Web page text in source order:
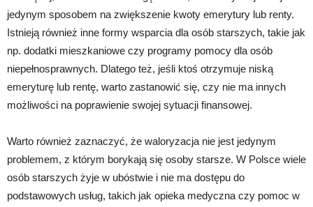
jedynym sposobem na zwiększenie kwoty emerytury lub renty.
Istnieją również inne formy wsparcia dla osób starszych, takie jak
np. dodatki mieszkaniowe czy programy pomocy dla osób
niepełnosprawnych. Dlatego też, jeśli ktoś otrzymuje niską
emeryturę lub rentę, warto zastanowić się, czy nie ma innych
możliwości na poprawienie swojej sytuacji finansowej.
Warto również zaznaczyć, że waloryzacja nie jest jedynym
problemem, z którym borykają się osoby starsze. W Polsce wiele
osób starszych żyje w ubóstwie i nie ma dostępu do
podstawowych usług, takich jak opieka medyczna czy pomoc w